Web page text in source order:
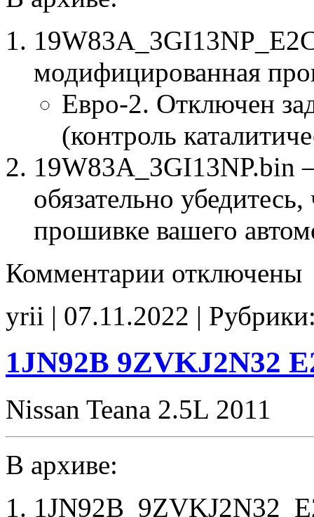
модифицированная
Евро-2. Отключен
(контроль
19W83A_3GI13NP.bin
обязательно
прошивке вашего
Комментарии записи
E2Catoff
noCHK
отключены
yrii | 07.11.2022 |
1JN92B 9ZVKJ2N32
Nissan Teana 2.5L 2011
В архиве: